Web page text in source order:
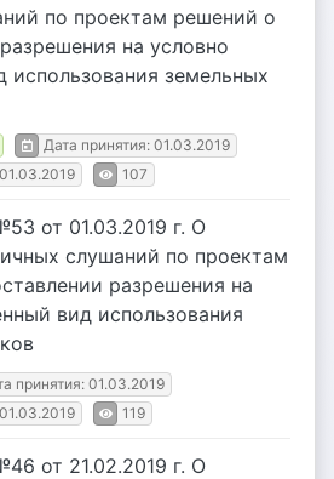
по проектам решений о
на условно
использования земельных
Дата принятия: 01.03.2019
107
от 01.03.2019 г. О
слушаний по проектам
разрешения на
вид использования
принятия: 01.03.2019
119
от 21.02.2019 г. О